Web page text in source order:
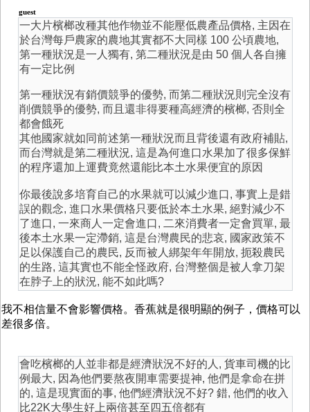
guest
一大片檳榔改種其他作物並不能壓低農產品價格, 主因在
於台灣每戶農家的農地其實都不大同樣 100 公頃農地,
第一種狀況是一人獨有, 第二種狀況是由 50 個人各自擁
有一定比例
第一種狀況有銷價競爭的優勢, 而第二種狀況則完全沒有
削價競爭的優勢, 而且還非得要種高經濟的檳榔, 否則全
都會餓死
其他國家就如同前述第一種狀況而且背後還有政府補貼,
而台灣就是第二種狀況, 這是為何進口水果加了很多保鮮
的程序還加上運費竟然還能比本土水果便宜的原因
你最後說多培育自己的水果就可以減少進口, 事實上是錯
誤的觀念, 進口水果價格只要低於本土水果, 絕對減少不
了進口, 一來商人一定會進口, 二來消費者一定會買單, 最
後本土水果一定滯銷, 這是台灣農民的悲哀, 國家政策不
足以保護自己的農民, 反而被人綁架年年開放, 扼殺農民
的生路, 這其實也不能全怪政府, 台灣整個是被人拿刀架
在脖子上的狀況, 能不如此嗎?
我不相信量不會影響價格。香蕉就是很明顯的例子，價格可以
差很多倍。
會吃檳榔的人並非都是經濟狀況不好的人, 貨車司機的比
例最大, 因為他們要熬夜開車需要提神, 他們是拿命在拼
的, 這是現實面的事, 他們經濟狀況不好? 錯, 他們的收入
比22K大學生好上兩倍甚至四五倍都有